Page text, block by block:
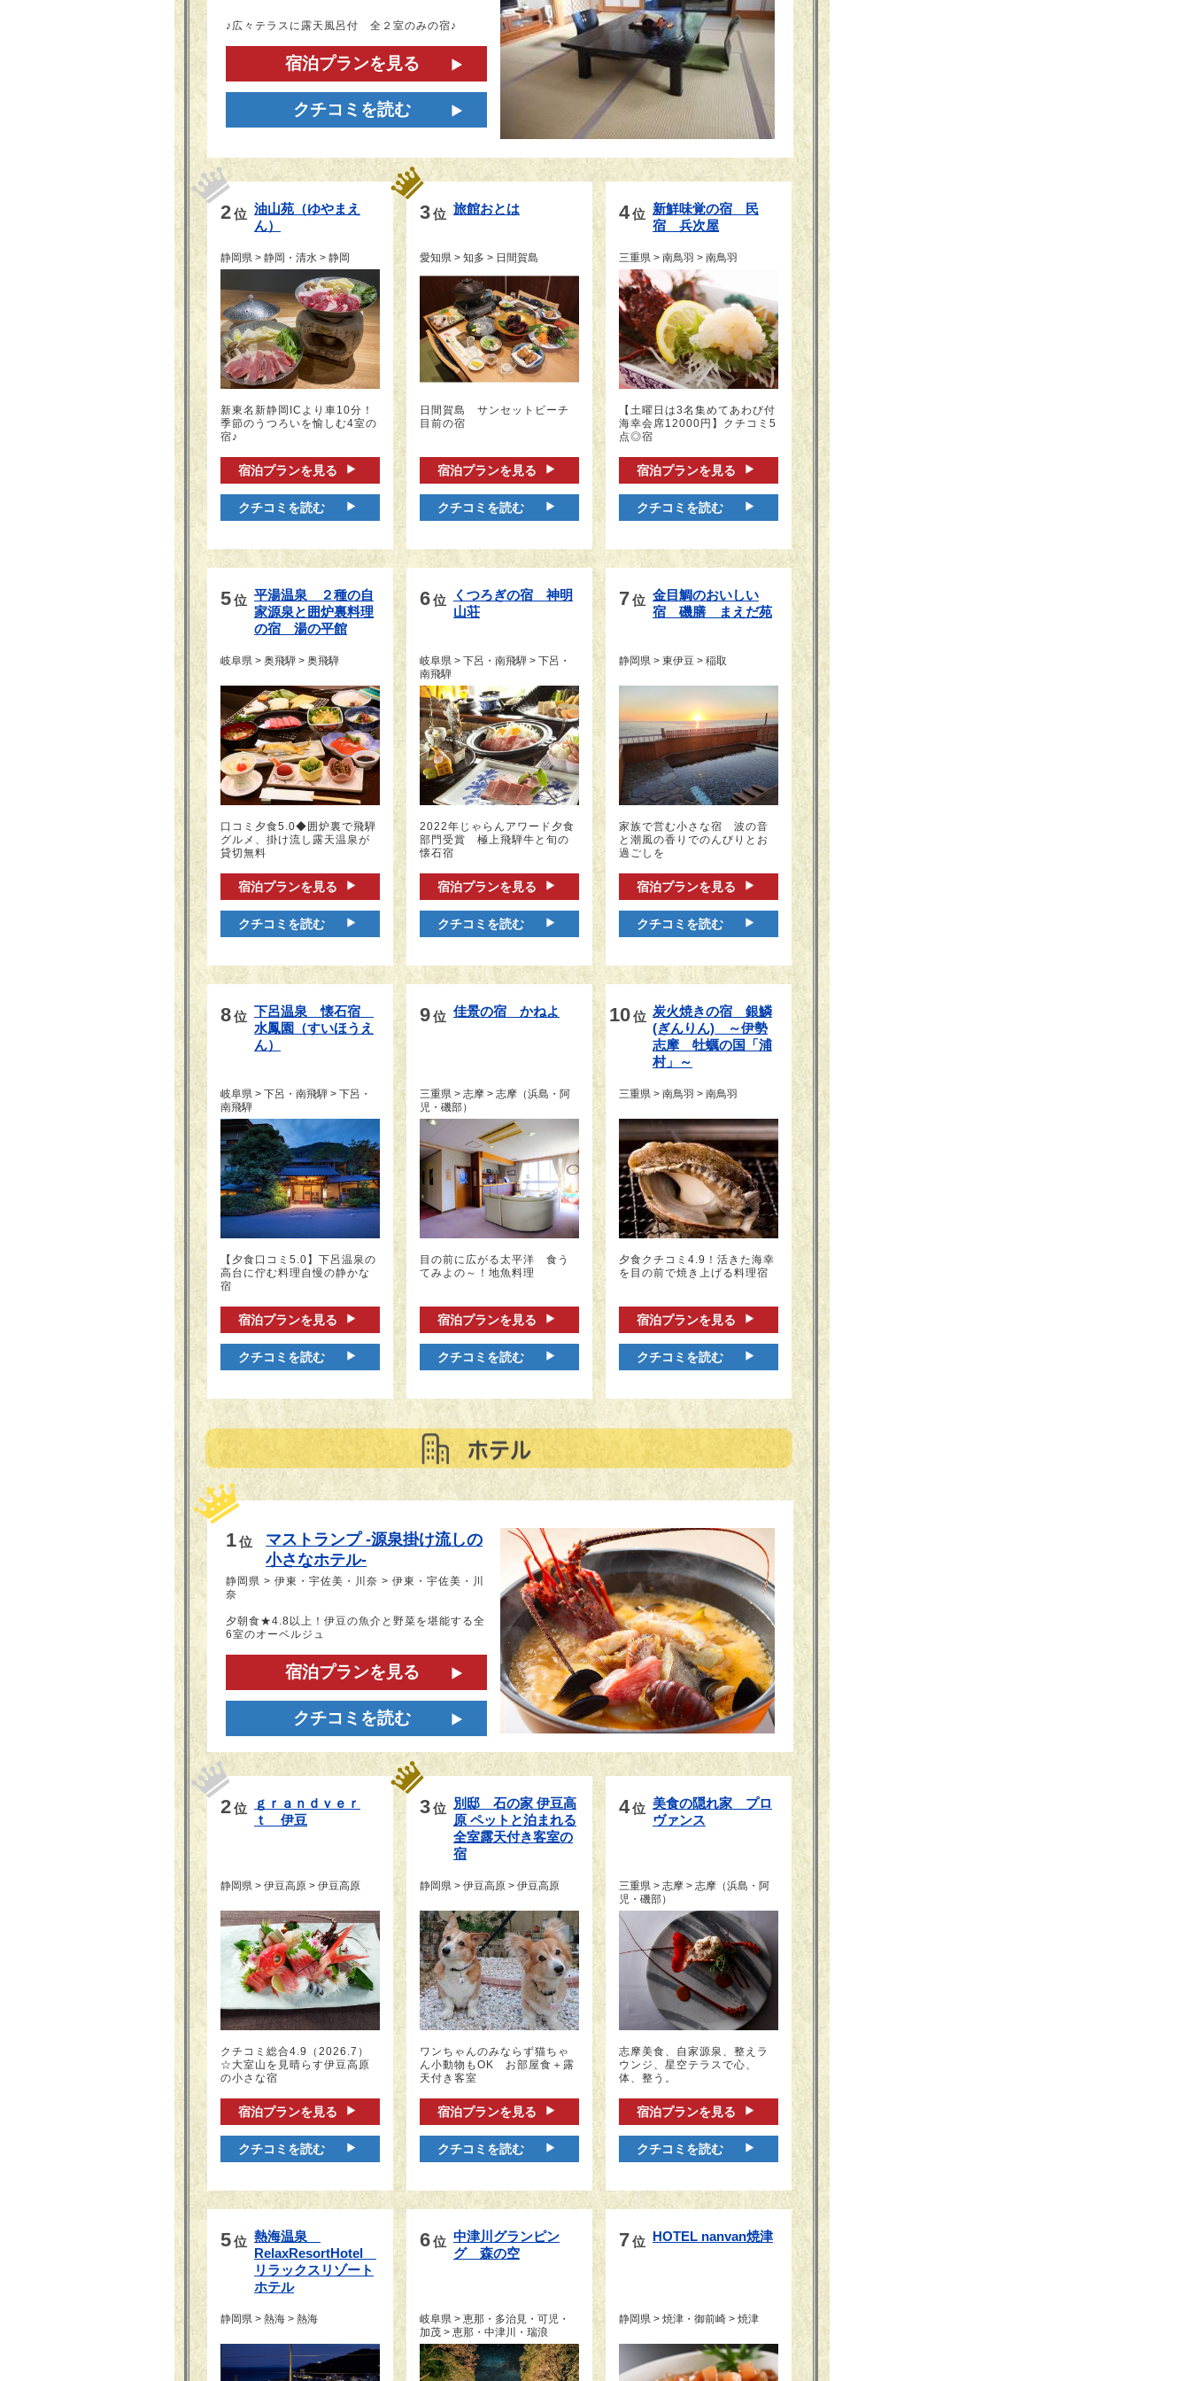
♪広々テラスに露天風呂付 全２室のみの宿♪
宿泊プランを見る
クチコミを読む
2位 油山苑（ゆやまえ
ん）
静岡県 > 静岡・清水 > 静岡
新東名新静岡ICより車10分！
季節のうつろいを愉しむ4室の
宿♪
宿泊プランを見る
クチコミを読む
3位 旅館おとは
愛知県 > 知多 > 日間賀島
日間賀島 サンセットビーチ
目前の宿
宿泊プランを見る
クチコミを読む
4位 新鮮味覚の宿　民
宿　兵次屋
三重県 > 南鳥羽 > 南鳥羽
【土曜日は3名集めてあわび付
海幸会席12000円】クチコミ5
点◎宿
宿泊プランを見る
クチコミを読む
5位 平湯温泉　２種の自
家源泉と囲炉裏料理
の宿　湯の平館
岐阜県 > 奥飛騨 > 奥飛騨
口コミ夕食5.0◆囲炉裏で飛騨
グルメ、掛け流し露天温泉が
貸切無料
宿泊プランを見る
クチコミを読む
6位
くつろぎの宿　神明
山荘
岐阜県 > 下呂・南飛騨 > 下呂・
南飛騨
2022年じゃらんアワード夕食
部門受賞 極上飛騨牛と旬の
懐石宿
宿泊プランを見る
クチコミを読む
7位 金目鯛のおいしい
宿　磯膳　まえだ苑
静岡県 > 東伊豆 > 稲取
家族で営む小さな宿 波の音
と潮風の香りでのんびりとお
過ごしを
宿泊プランを見る
クチコミを読む
8位 下呂温泉　懐石宿
水鳳園（すいほうえ
ん）
岐阜県 > 下呂・南飛騨 > 下呂・
南飛騨
【夕食口コミ5.0】下呂温泉の
高台に佇む料理自慢の静かな
宿
宿泊プランを見る
クチコミを読む
9位 佳景の宿　かねよ
三重県 > 志摩 > 志摩（浜島・阿
児・磯部）
目の前に広がる太平洋 食う
てみよの～！地魚料理
宿泊プランを見る
クチコミを読む
10位 炭火焼きの宿　銀鱗
(ぎんりん)　～伊勢
志摩　牡蠣の国「浦
村」～
三重県 > 南鳥羽 > 南鳥羽
夕食クチコミ4.9！活きた海幸
を目の前で焼き上げる料理宿
宿泊プランを見る
クチコミを読む
1位
マストランプ -源泉掛け流しの
小さなホテル-
静岡県 > 伊東・宇佐美・川奈 > 伊東・宇佐美・川
奈
夕朝食★4.8以上！伊豆の魚介と野菜を堪能する全
6室のオーベルジュ
宿泊プランを見る
クチコミを読む
2位
ｇｒａｎｄｖｅｒ
ｔ　伊豆
静岡県 > 伊豆高原 > 伊豆高原
クチコミ総合4.9（2026.7）
☆大室山を見晴らす伊豆高原
の小さな宿
宿泊プランを見る
クチコミを読む
3位 別邸　石の家 伊豆高
原 ペットと泊まれる
全室露天付き客室の
宿
静岡県 > 伊豆高原 > 伊豆高原
ワンちゃんのみならず猫ちゃ
ん小動物もOK お部屋食＋露
天付き客室
宿泊プランを見る
クチコミを読む
4位 美食の隠れ家　プロ
ヴァンス
三重県 > 志摩 > 志摩（浜島・阿
児・磯部）
志摩美食、自家源泉、整えラ
ウンジ、星空テラスで心、
体、整う。
宿泊プランを見る
クチコミを読む
5位 熱海温泉
RelaxResortHotel
リラックスリゾート
ホテル
静岡県 > 熱海 > 熱海
6位 中津川グランピン
グ　森の空
岐阜県 > 恵那・多治見・可児・
加茂 > 恵那・中津川・瑞浪
7位 HOTEL nanvan焼津
静岡県 > 焼津・御前崎 > 焼津